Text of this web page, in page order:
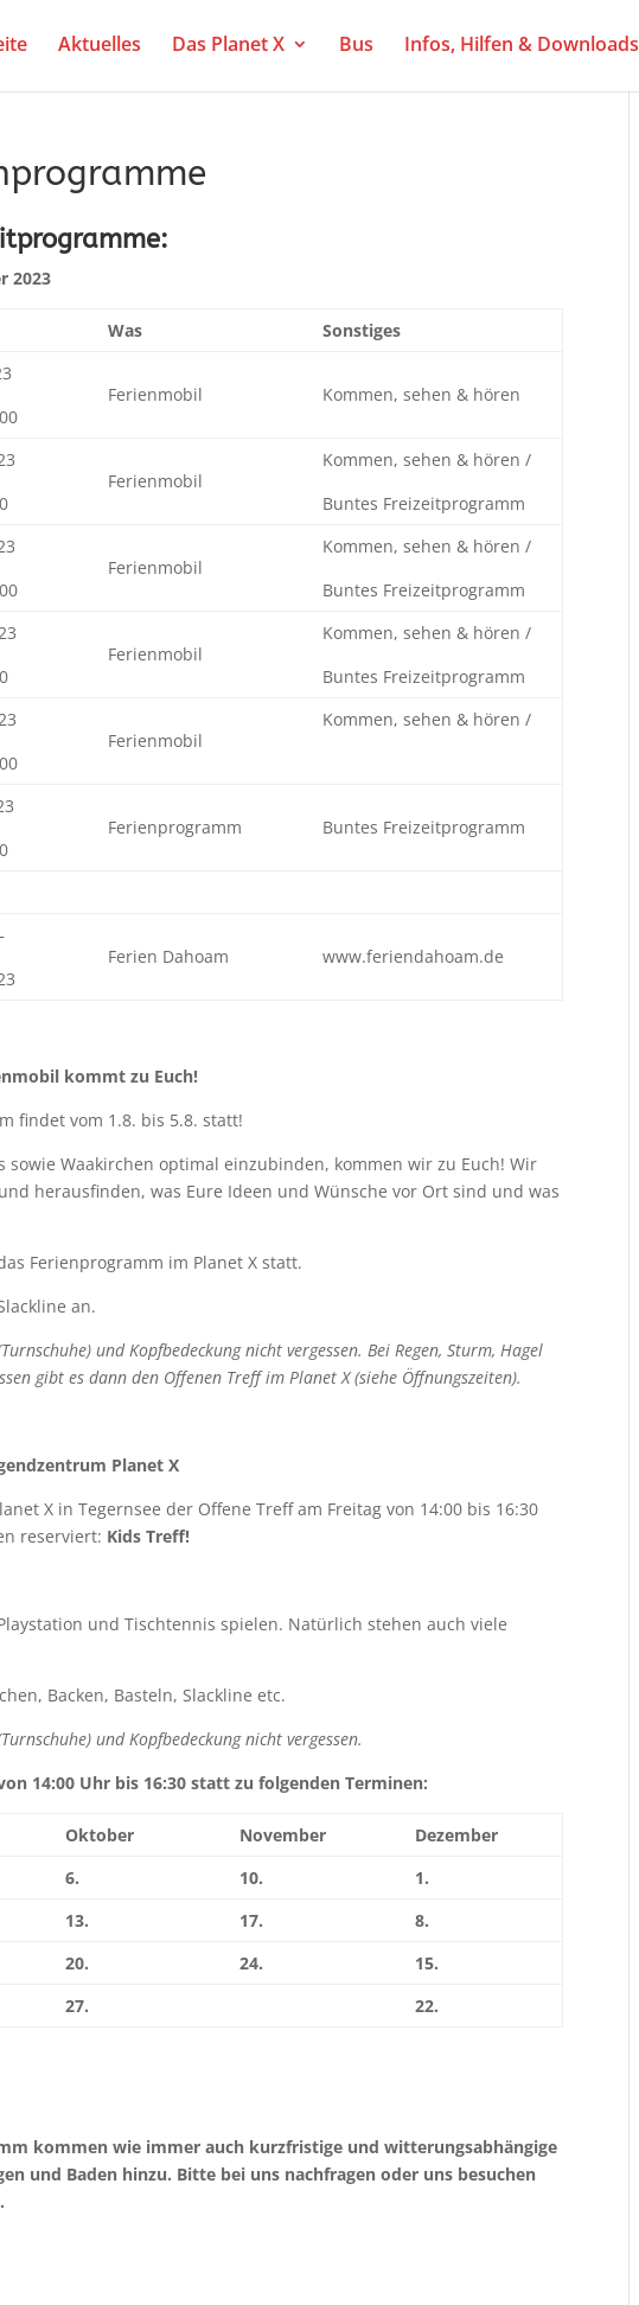
Aktuelles Das Planet X Bus Infos, Hilfen & Downloads
2023
Was Sonstiges
Ferienmobil Kommen, sehen & hören
Ferienmobil
Kommen, sehen & hören /
Buntes Freizeitprogramm
Ferienmobil
Kommen, sehen & hören /
Buntes Freizeitprogramm
Ferienmobil
Kommen, sehen & hören /
Buntes Freizeitprogramm
Ferienmobil
Kommen, sehen & hören /
Ferienprogramm Buntes Freizeitprogramm
Ferien Dahoam www.feriendahoam.de
kommt zu Euch!
findet vom 1.8. bis 5.8. statt!
sowie Waakirchen optimal einzubinden, kommen wir zu Euch! Wir
herausfinden, was Eure Ideen und Wünsche vor Ort sind und was
Ferienprogramm im Planet X statt.
an.
und Kopfbedeckung nicht vergessen. Bei Regen, Sturm, Hagel
gibt es dann den Offenen Treff im Planet X (siehe Öffnungszeiten).
Planet X
X in Tegernsee der Offene Treff am Freitag von 14:00 bis 16:30
reserviert: Kids Treff!
und Tischtennis spielen. Natürlich stehen auch viele
Backen, Basteln, Slackline etc.
und Kopfbedeckung nicht vergessen.
14:00 Uhr bis 16:30 statt zu folgenden Terminen:
Oktober November
Dezember
6. 10.
1.
13. 17.
8.
20. 24.
15.
27.
22.
kommen wie immer auch kurzfristige und witterungsabhängige
und Baden hinzu. Bitte bei uns nachfragen oder uns besuchen